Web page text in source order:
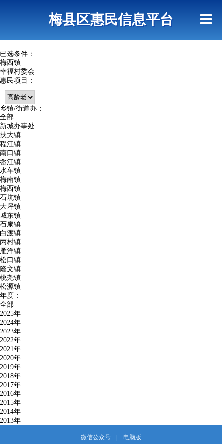
查询指引梅县区惠民信息平台
已选条件：
梅西镇
幸福村委会
惠民项目：
乡镇/街道办：
全部
新城办事处
扶大镇
程江镇
南口镇
畲江镇
水车镇
梅南镇
梅西镇
石坑镇
大坪镇
城东镇
石扇镇
白渡镇
丙村镇
雁洋镇
松口镇
隆文镇
桃尧镇
松源镇
年度：
全部
2025年
2024年
2023年
2022年
2021年
2020年
2019年
2018年
2017年
2016年
2015年
2014年
2013年
微信公众号 电脑版